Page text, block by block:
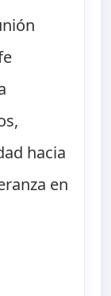
hacia
en